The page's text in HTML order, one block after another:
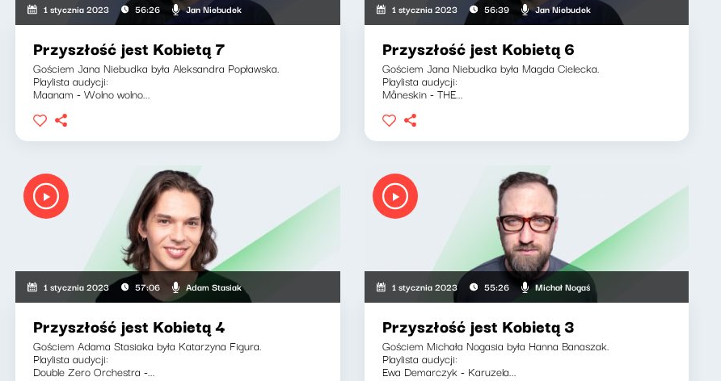
1 stycznia 2023 56:26 Jan Niebudek
Przyszłość jest Kobietą 7
Gościem Jana Niebudka była Aleksandra Popławska.
Playlista audycji:
Maanam - Wolno wolno...
1 stycznia 2023 56:39 Jan Niebudek
Przyszłość jest Kobietą 6
Gościem Jana Niebudka była Magda Cielecka.
Playlista audycji:
Måneskin - THE...
1 stycznia 2023 57:06 Adam Stasiak
Przyszłość jest Kobietą 4
Gościem Adama Stasiaka była Katarzyna Figura.
Playlista audycji:
Double Zero Orchestra -...
1 stycznia 2023 55:26 Michał Nogaś
Przyszłość jest Kobietą 3
Gościem Michała Nogasia była Hanna Banaszak.
Playlista audycji:
Ewa Demarczyk - Karuzela...